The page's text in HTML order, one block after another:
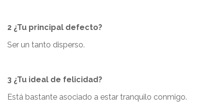
2 ¿Tu principal defecto?
Ser un tanto disperso.
3 ¿Tu ideal de felicidad?
Está bastante asociado a estar tranquilo conmigo.